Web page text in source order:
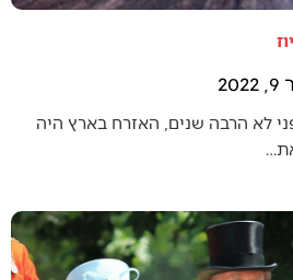
לא הרבה שנים, האזרח בארץ היה